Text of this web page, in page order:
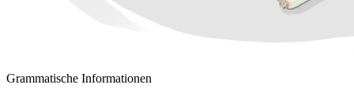
Grammatische Informationen